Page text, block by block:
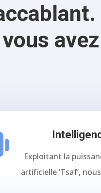
Exploitant la
artificielle ‘Tsaf’,